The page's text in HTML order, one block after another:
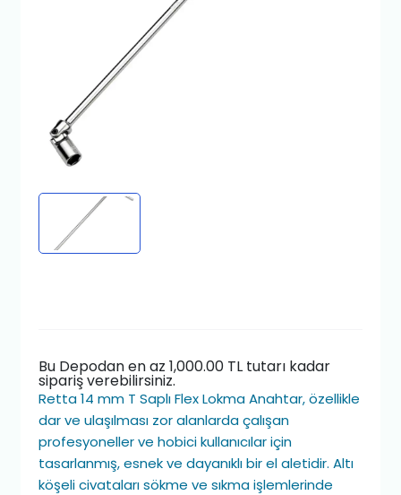
Bu Depodan en az 1,000.00 TL tutarı kadar
sipariş verebilirsiniz.
Retta 14 mm T Saplı Flex Lokma Anahtar, özellikle
dar ve ulaşılması zor alanlarda çalışan
profesyoneller ve hobici kullanıcılar için
tasarlanmış, esnek ve dayanıklı bir el aletidir. Altı
köşeli civataları sökme ve sıkma işlemlerinde